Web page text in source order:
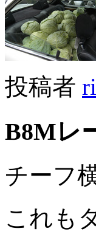
投稿者
B8Mレ
チーフ
これも